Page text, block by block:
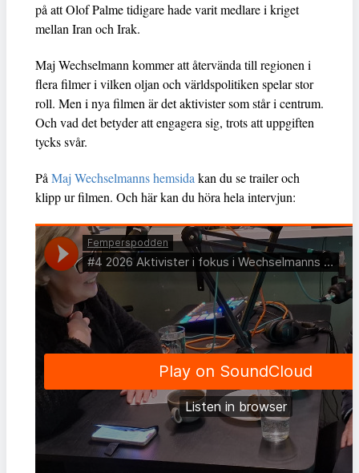
på att Olof Palme tidigare hade varit medlare i kriget
mellan Iran och Irak.
Maj Wechselmann kommer att återvända till regionen i
flera filmer i vilken oljan och världspolitiken spelar stor
roll. Men i nya filmen är det aktivister som står i centrum.
Och vad det betyder att engagera sig, trots att uppgiften
tycks svår.
På Maj Wechselmanns hemsida kan du se trailer och
klipp ur filmen. Och här kan du höra hela intervjun: